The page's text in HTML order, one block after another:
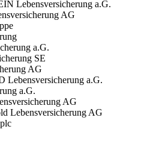
Lebensversicherung a.G.
AG
a.G.
SE
AG
a.G.
a.G.
AG
Lebensversicherung AG